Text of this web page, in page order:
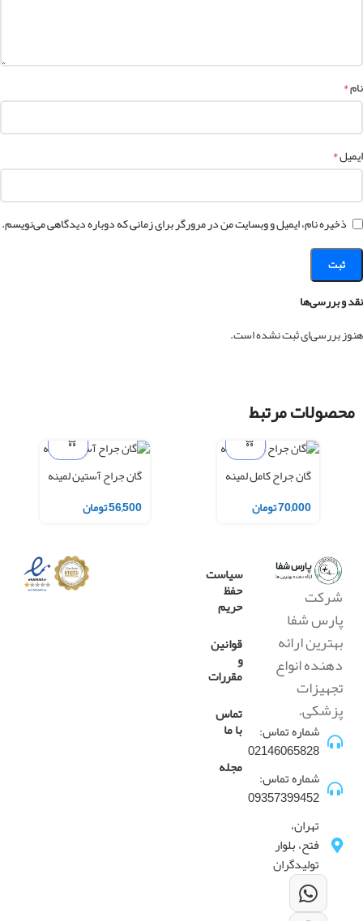
نقد و بررسی‌ها
هنوز بررسی‌ای ثبت نشده است.
نام*
ایمیل*
ذخیره نام، ایمیل و وبسایت من در مرورگر برای زمانی که دوباره دیدگاهی می‌نویسم.
محصولات مرتبط
گان جراح کامل لمینه
70,000تومان
گان جراح آستین لمینه
56,500تومان
شرکت
پارس شفا
بهترین ارائه
دهنده انواع
تجهیزات
پزشکی.
شماره تماس:
02146065828
شماره تماس:
09357399452
تهران،
فتح، بلوار
تولیدگران
سیاست
حفظ
حریم
قوانین
و
مقررات
تماس
با ما
مجله